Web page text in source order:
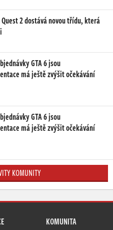
2 dostává novou třídu, která
GTA 6 jsou
má ještě zvýšit očekávání
GTA 6 jsou
má ještě zvýšit očekávání
KOMUNITY
KOMUNITA